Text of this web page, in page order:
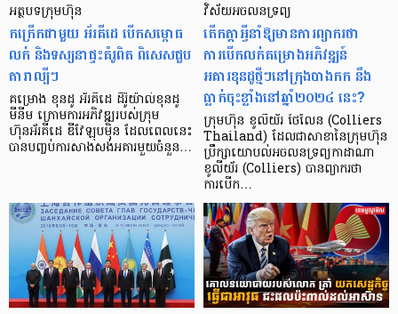
អត្ថបទក្រុមហ៊ុន
កក្រើកជាមួយ អ័រគីដេ បើកសម្ពោធ
លក់ និងទស្សនាផ្ទះគំរូពិត ពិសេសជួប
តារាល្បីៗ
គម្រោង ខុនដូ អ័រគីដេ ដឹរ៉ូយ៉ាល់ខុនដូ
មីនីម ក្រោមការអភិវឌ្ឍរបស់ក្រុម
ហ៊ុនអ័រគីដេ ឌីវែឡុបម៉ិន ដែលពេលនេះ
បានបញ្ចប់ការសាងសង់អគារមួយចំនួន…
វិស័យអចលនទ្រព្យ
តើកត្តាអ្វីនាំឱ្យមានការព្យាករថា
ការបើកលក់គម្រោងអភិវឌ្ឍន៍
អគារខុនដូថ្មីៗនៅក្រុងបាងកក នឹង
ធ្លាក់ចុះខ្លាំងនៅឆ្នាំ២០២៤ នេះ?
ក្រុមហ៊ុន ខូលីយ័រ ថៃលែន (Colliers
Thailand) ដែលជាសាខានៃក្រុមហ៊ុន
ប្រឹក្សាយោបល់អចលនទ្រព្យកាដាណា
ខូលីយ័រ (Colliers) បានព្យាករថា
ការបើក…